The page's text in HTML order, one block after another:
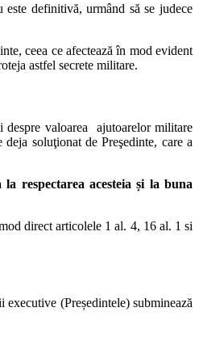
definitivă, urmând să se judece
ceea ce afectează în mod evident
astfel secrete militare.
despre valoarea ajutoarelor militare
soluţionat de Preşedinte, care a
respectarea acesteia și la buna
direct articolele 1 al. 4, 16 al. 1 si
(Președintele) subminează